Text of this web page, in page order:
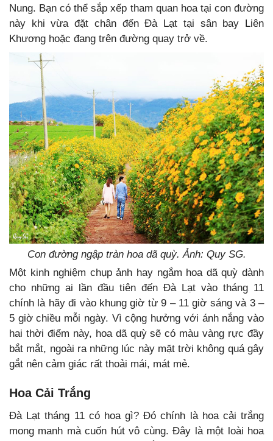
Nung. Bạn có thể sắp xếp tham quan hoa tại con đường
này khi vừa đặt chân đến Đà Lạt tại sân bay Liên
Khương hoặc đang trên đường quay trở về.
Con đường ngập tràn hoa dã quỳ. Ảnh: Quy SG.
Một kinh nghiệm chụp ảnh hay ngắm hoa dã quỳ dành
cho những ai lần đầu tiên đến Đà Lạt vào tháng 11
chính là hãy đi vào khung giờ từ 9 – 11 giờ sáng và 3 –
5 giờ chiều mỗi ngày. Vì cộng hưởng với ánh nắng vào
hai thời điểm này, hoa dã quỳ sẽ có màu vàng rực đầy
bắt mắt, ngoài ra những lúc này mặt trời không quá gây
gắt nên cảm giác rất thoải mái, mát mẻ.
Hoa Cải Trắng
Đà Lạt tháng 11 có hoa gì? Đó chính là hoa cải trắng
mong manh mà cuốn hút vô cùng. Đây là một loài hoa